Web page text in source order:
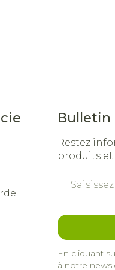
Bulletin
Restez
produits
En cliquant
à notre